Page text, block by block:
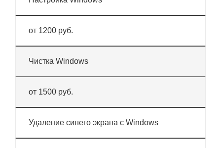
от 1200 руб.
Чистка Windows
от 1500 руб.
Удаление синего экрана с Windows